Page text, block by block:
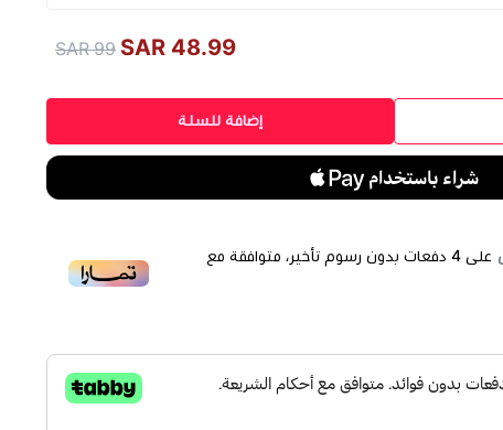
48.99 SAR
99 SAR
إضافة للسلة
على 4 دفعات بدون رسوم تأخير، متوافقة مع